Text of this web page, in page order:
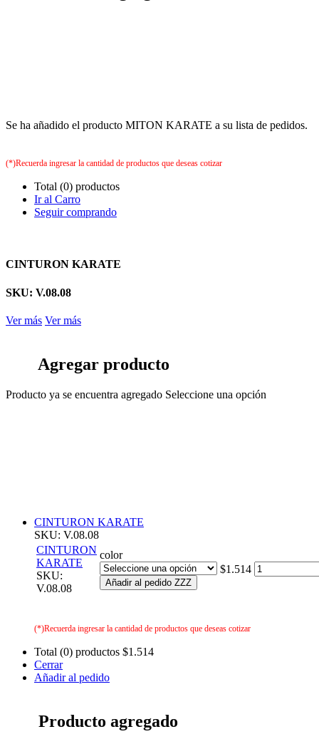
Se ha añadido el producto MITON KARATE a su lista de pedidos.
(*)Recuerda ingresar la cantidad de productos que deseas cotizar
Total (0) productos
Ir al Carro
Seguir comprando
CINTURON KARATE
SKU: V.08.08
Ver más Ver más
Agregar producto
Producto ya se encuentra agregado Seleccione una opción
CINTURON KARATE
SKU: V.08.08
CINTURON
KARATE
SKU:
V.08.08
color
Añadir al pedido ZZZ
$1.514
(*)Recuerda ingresar la cantidad de productos que deseas cotizar
Total (0) productos $1.514
Cerrar
Añadir al pedido
Producto agregado